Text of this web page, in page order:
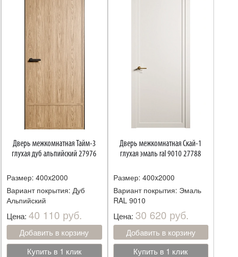
Дверь межкомнатная Тайм-3
глухая дуб альпийский 27976
Размер: 400x2000
Вариант покрытия: Дуб
Альпийский
Цена:40 110 руб.
Добавить в корзину
Купить в 1 клик
Дверь межкомнатная Скай-1
глухая эмаль ral 9010 27788
Размер: 400x2000
Вариант покрытия: Эмаль
RAL 9010
Цена: 30 620 руб.
Добавить в корзину
Купить в 1 клик